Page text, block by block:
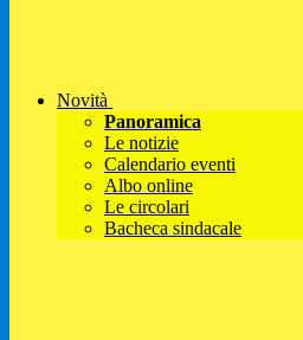
Novità
Panoramica
Le notizie
Calendario eventi
Albo online
Le circolari
Bacheca sindacale